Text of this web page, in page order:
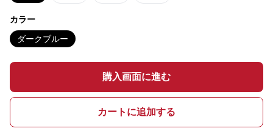
カラー
ダークブルー
購入画面に進む
カートに追加する